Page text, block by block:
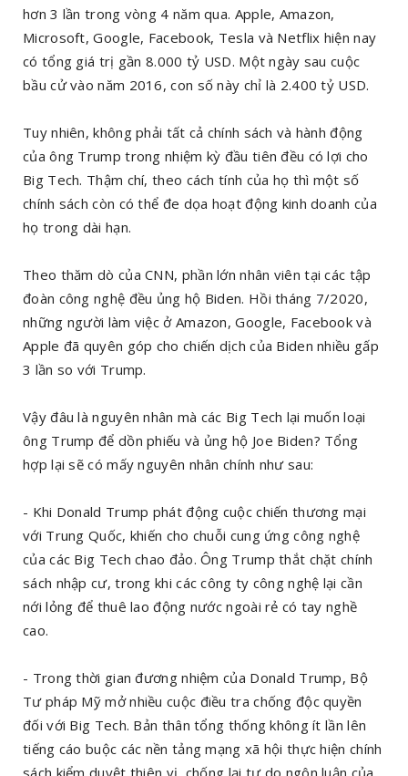
hơn 3 lần trong vòng 4 năm qua. Apple, Amazon,
Microsoft, Google, Facebook, Tesla và Netflix hiện nay
có tổng giá trị gần 8.000 tỷ USD. Một ngày sau cuộc
bầu cử vào năm 2016, con số này chỉ là 2.400 tỷ USD.
Tuy nhiên, không phải tất cả chính sách và hành động
của ông Trump trong nhiệm kỳ đầu tiên đều có lợi cho
Big Tech. Thậm chí, theo cách tính của họ thì một số
chính sách còn có thể đe dọa hoạt động kinh doanh của
họ trong dài hạn.
Theo thăm dò của CNN, phần lớn nhân viên tại các tập
đoàn công nghệ đều ủng hộ Biden. Hồi tháng 7/2020,
những người làm việc ở Amazon, Google, Facebook và
Apple đã quyên góp cho chiến dịch của Biden nhiều gấp
3 lần so với Trump.
Vậy đâu là nguyên nhân mà các Big Tech lại muốn loại
ông Trump để dồn phiếu và ủng hộ Joe Biden? Tổng
hợp lại sẽ có mấy nguyên nhân chính như sau:
- Khi Donald Trump phát động cuộc chiến thương mại
với Trung Quốc, khiến cho chuỗi cung ứng công nghệ
của các Big Tech chao đảo. Ông Trump thắt chặt chính
sách nhập cư, trong khi các công ty công nghệ lại cần
nới lỏng để thuê lao động nước ngoài rẻ có tay nghề
cao.
- Trong thời gian đương nhiệm của Donald Trump, Bộ
Tư pháp Mỹ mở nhiều cuộc điều tra chống độc quyền
đối với Big Tech. Bản thân tổng thống không ít lần lên
tiếng cáo buộc các nền tảng mạng xã hội thực hiện chính
sách kiểm duyệt thiên vị, chống lại tự do ngôn luận của